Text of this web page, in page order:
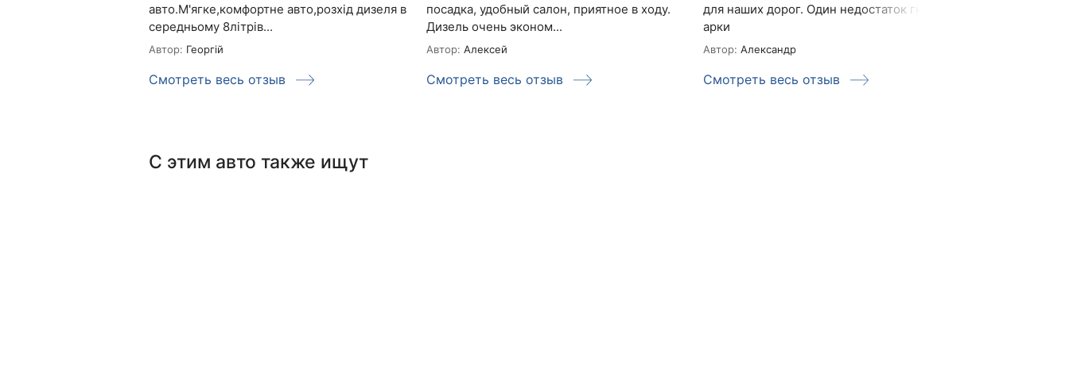
авто.М'ягке,комфортне авто,розхід дизеля в
середньому 8літрів...
Автор: Георгій
Смотреть весь отзыв
посадка, удобный салон, приятное в ходу.
Дизель очень эконом...
Автор: Алексей
Смотреть весь отзыв
для наших дорог. Один недостаток гниют
арки
Автор: Александр
Смотреть весь отзыв
С этим авто также ищут